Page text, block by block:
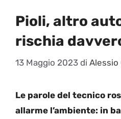
Pioli, altro
rischia
13 Maggio 2023 di Alessio
Le parole del tecnico
allarme l’ambiente: in